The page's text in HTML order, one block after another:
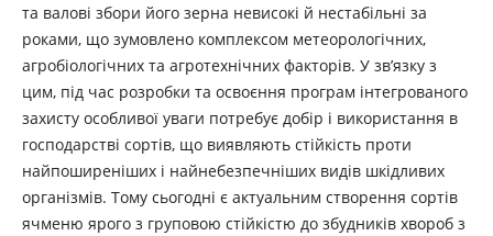
та валові збори його зерна невисокі й нестабільні за
роками, що зумовлено комплексом метеорологічних,
агробіологічних та агротехнічних факторів. У зв’язку з
цим, під час розробки та освоєння програм інтегрованого
захисту особливої уваги потребує добір і використання в
господарстві сортів, що виявляють стійкість проти
найпоширеніших і найнебезпечніших видів шкідливих
організмів. Тому сьогодні є актуальним створення сортів
ячменю ярого з груповою стійкістю до збудників хвороб з